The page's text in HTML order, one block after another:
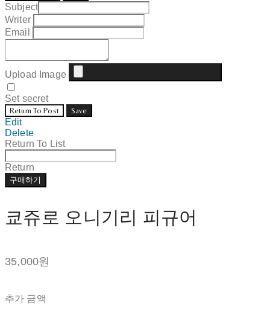
Subject
Writer
Email
Upload Image
Set secret
Return To Post Save
Edit
Delete
Return To List
Return
구매하기
쿄쥬로 오니기리 피규어
35,000원
추가 금액